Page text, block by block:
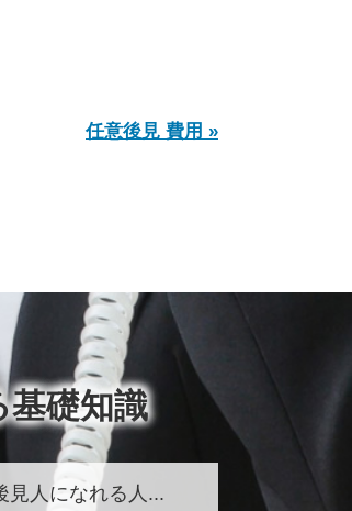
任意後見 費用 »
基礎知識
見人になれる人...